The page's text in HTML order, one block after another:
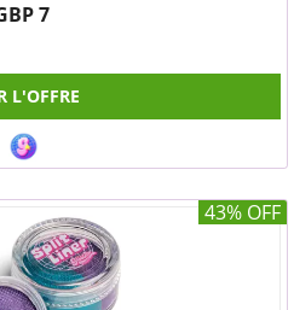
7
L'OFFRE
43% OFF